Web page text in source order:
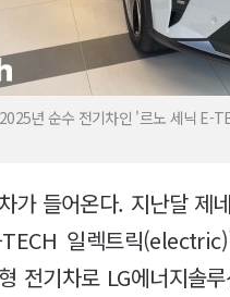
년 순수 전기차인 '르노 세닉 E-
가 들어온다. 지난달 제
일렉트릭
전기차로 LG에너지솔